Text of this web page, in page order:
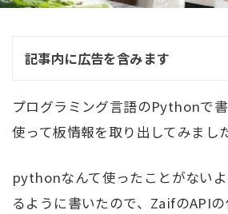
記事内に広告を含みます
プログラミング言語のPythonで
使って板情報を取り出してみました
pythonなんて使ったことがない
るように書いたので、ZaifのAPI